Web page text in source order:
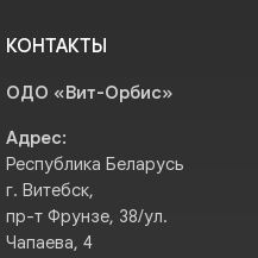
КОНТАКТЫ
ОДО «Вит-Орбис»
Адрес:
Республика Беларусь
г. Витебск,
пр-т Фрунзе, 38/ул.
Чапаева, 4